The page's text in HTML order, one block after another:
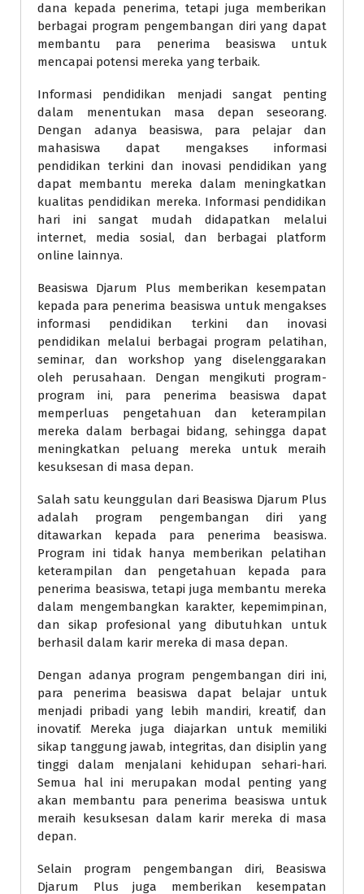
dana kepada penerima, tetapi juga memberikan
berbagai program pengembangan diri yang dapat
membantu para penerima beasiswa untuk
mencapai potensi mereka yang terbaik.
Informasi pendidikan menjadi sangat penting
dalam menentukan masa depan seseorang.
Dengan adanya beasiswa, para pelajar dan
mahasiswa dapat mengakses informasi
pendidikan terkini dan inovasi pendidikan yang
dapat membantu mereka dalam meningkatkan
kualitas pendidikan mereka. Informasi pendidikan
hari ini sangat mudah didapatkan melalui
internet, media sosial, dan berbagai platform
online lainnya.
Beasiswa Djarum Plus memberikan kesempatan
kepada para penerima beasiswa untuk mengakses
informasi pendidikan terkini dan inovasi
pendidikan melalui berbagai program pelatihan,
seminar, dan workshop yang diselenggarakan
oleh perusahaan. Dengan mengikuti program-
program ini, para penerima beasiswa dapat
memperluas pengetahuan dan keterampilan
mereka dalam berbagai bidang, sehingga dapat
meningkatkan peluang mereka untuk meraih
kesuksesan di masa depan.
Salah satu keunggulan dari Beasiswa Djarum Plus
adalah program pengembangan diri yang
ditawarkan kepada para penerima beasiswa.
Program ini tidak hanya memberikan pelatihan
keterampilan dan pengetahuan kepada para
penerima beasiswa, tetapi juga membantu mereka
dalam mengembangkan karakter, kepemimpinan,
dan sikap profesional yang dibutuhkan untuk
berhasil dalam karir mereka di masa depan.
Dengan adanya program pengembangan diri ini,
para penerima beasiswa dapat belajar untuk
menjadi pribadi yang lebih mandiri, kreatif, dan
inovatif. Mereka juga diajarkan untuk memiliki
sikap tanggung jawab, integritas, dan disiplin yang
tinggi dalam menjalani kehidupan sehari-hari.
Semua hal ini merupakan modal penting yang
akan membantu para penerima beasiswa untuk
meraih kesuksesan dalam karir mereka di masa
depan.
Selain program pengembangan diri, Beasiswa
Djarum Plus juga memberikan kesempatan